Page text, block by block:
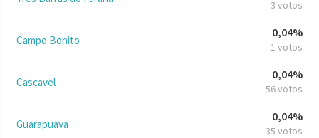
3 votos
Campo Bonito
0,04%
1 votos
Cascavel
0,04%
56 votos
Guarapuava
0,04%
35 votos